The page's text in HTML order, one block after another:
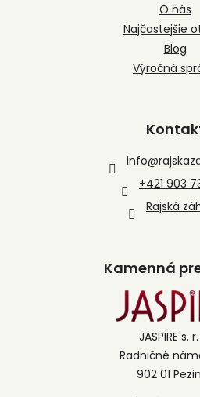
O nás
Najčastejšie
Blog
Výročná
info@
+421 903
Rajská
Kamenná
JASPIRE s.
Radničné
902 01